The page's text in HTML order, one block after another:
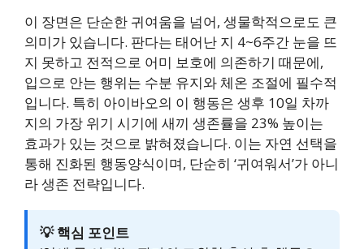
이 장면은 단순한 귀여움을 넘어, 생물학적으로도 큰
의미가 있습니다. 판다는 태어난 지 4~6주간 눈을 뜨
지 못하고 전적으로 어미 보호에 의존하기 때문에,
입으로 안는 행위는 수분 유지와 체온 조절에 필수적
입니다. 특히 아이바오의 이 행동은 생후 10일 차까
지의 가장 위기 시기에 새끼 생존률을 23% 높이는
효과가 있는 것으로 밝혀졌습니다. 이는 자연 선택을
통해 진화된 행동양식이며, 단순히 ‘귀여워서’가 아니
라 생존 전략입니다.
💡 핵심 포인트